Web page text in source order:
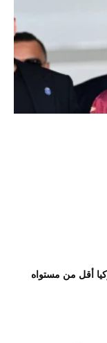
أقل من مستواه